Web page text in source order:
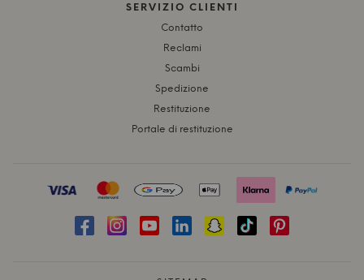
SERVIZIO CLIENTI
Contatto
Reclami
Scambi
Spedizione
Restituzione
Portale di restituzione